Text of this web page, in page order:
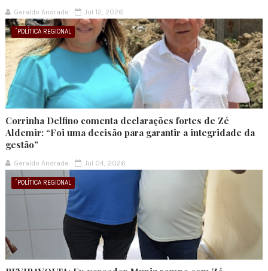
Geraldo Andrade Jul 12, 2026
´POLÍTICA REGIONAL
Corrinha Delfino comenta declarações fortes de Zé
Aldemir: “Foi uma decisão para garantir a integridade da
gestão”
Geraldo Andrade Jul 04, 2026
´POLÍTICA REGIONAL